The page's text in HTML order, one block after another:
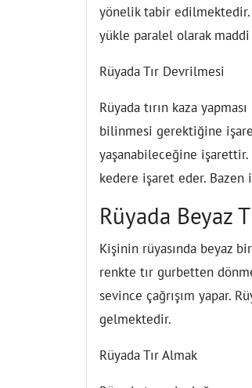
yönelik tabir
yükle paralel olarak maddi
Rüyada Tır Devrilmesi
Rüyada tırın kaza
bilinmesi gerektiğine
yaşanabileceğine
kedere işaret eder. Bazen
Rüyada Beyaz
Kişinin rüyasında beyaz
renkte tır gurbetten
sevince çağrışım yapar.
gelmektedir.
Rüyada Tır Almak